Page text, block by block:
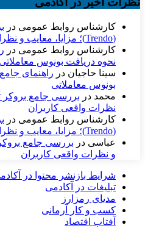
کارشناس روابط عمومی در
(Trendo)؛ مزایا، معایب و نظرات واقعی کاربران
کارشناس روابط عمومی در
نحوه دریافت بونوس معاملاتی
سینا حاجیان در راهنمای
بونوس معاملاتی
محمد در
نظرات واقعی کاربران
کارشناس روابط عمومی در
(Trendo)؛ مزایا، معایب و نظرات واقعی کاربران
عباسی در
و نظرات واقعی کاربران
شرایط بازنشر محتوا در
تبلیغات در آکادمی
مدیای رمزارز
کسب و کار آرمانی
آفتاب اقتصاد